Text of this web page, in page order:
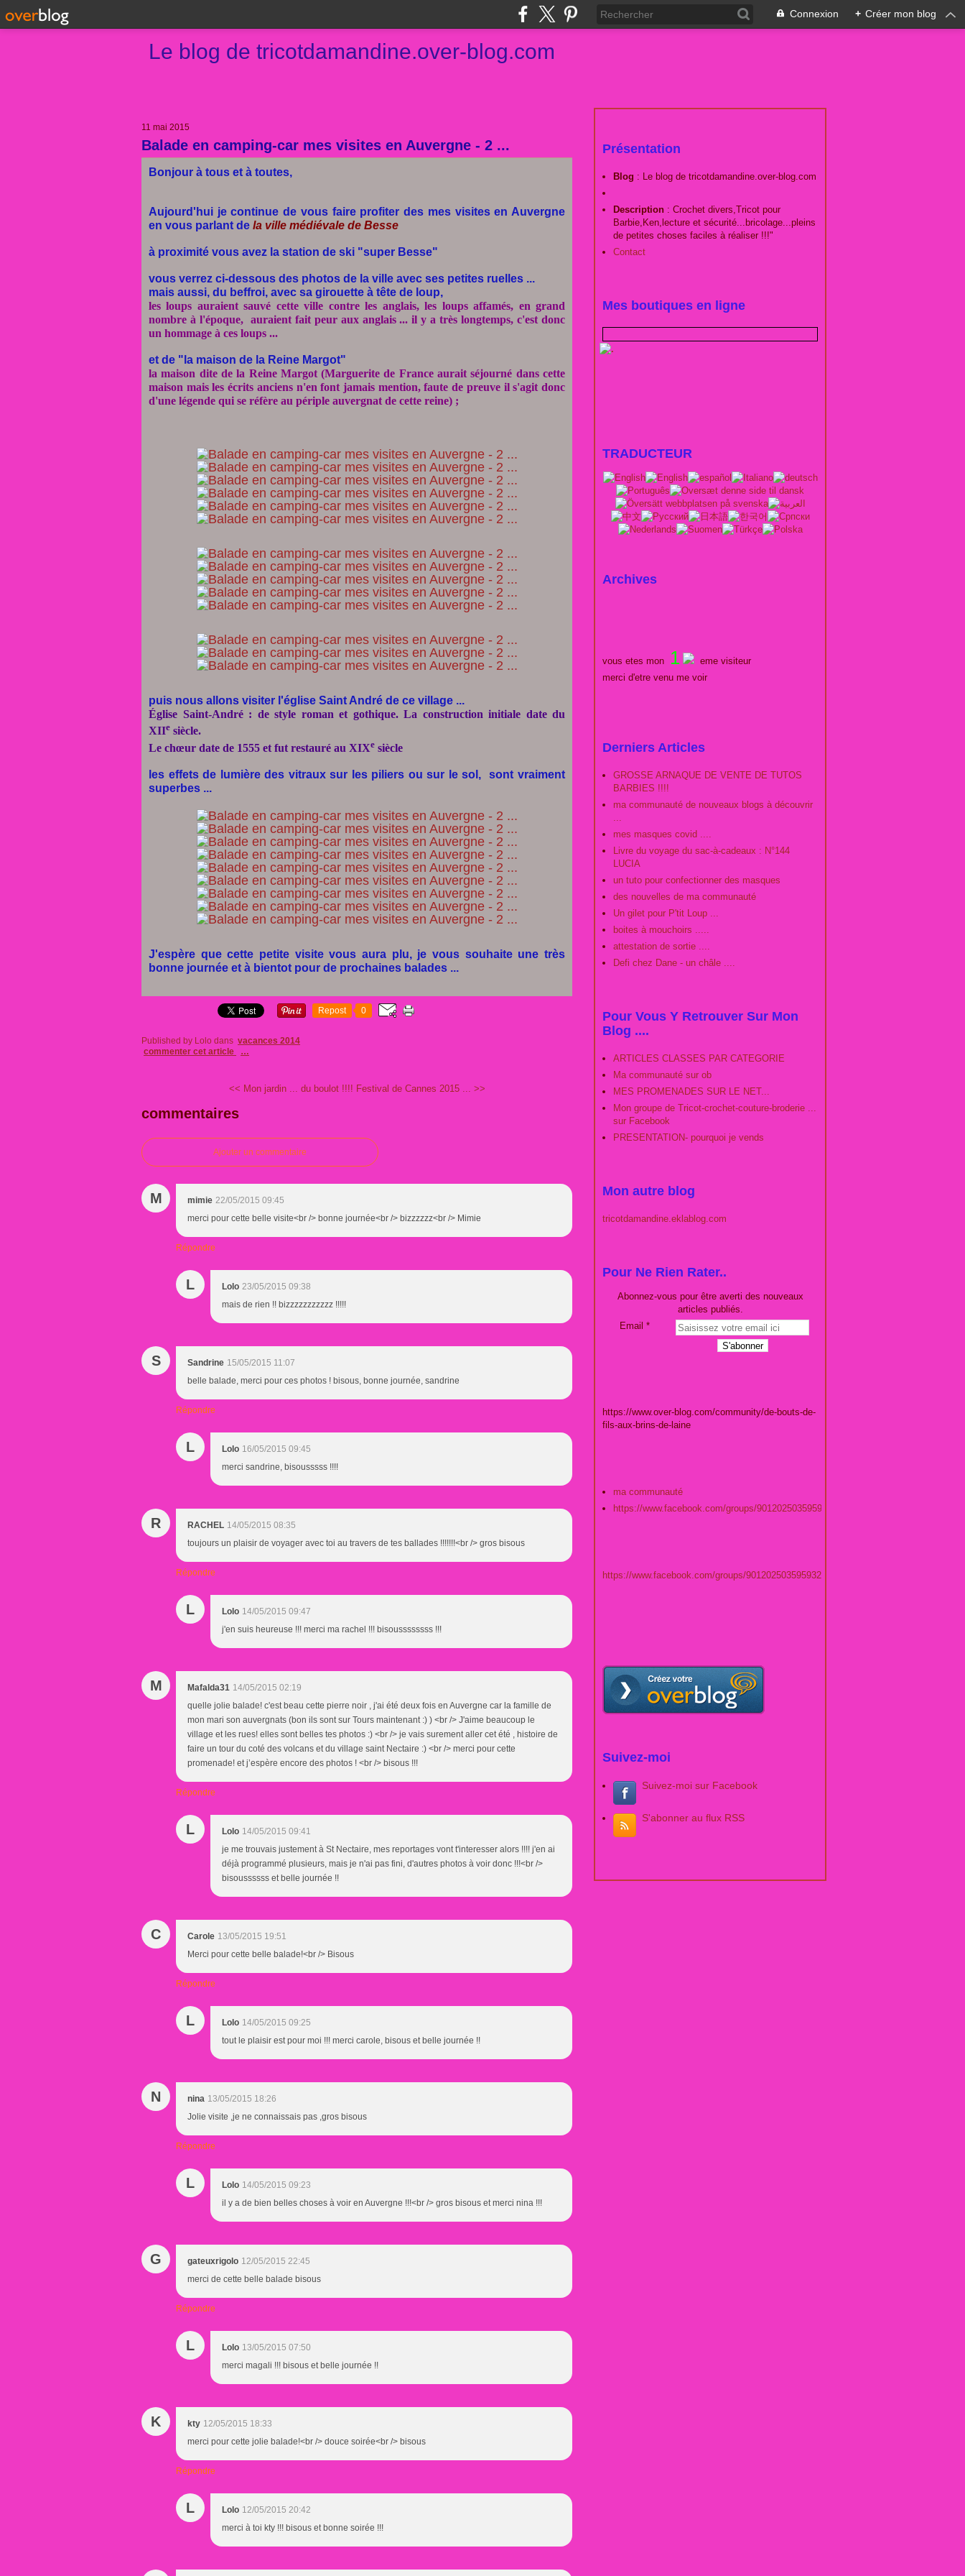
Connexion + Créer mon blog
Le blog de tricotdamandine.over-blog.com
11 mai 2015
Balade en camping-car mes visites en Auvergne - 2 ...
Bonjour à tous et à toutes,
Aujourd'hui je continue de vous faire profiter des mes visites en Auvergne
en vous parlant de la ville médiévale de Besse
à proximité vous avez la station de ski "super Besse"
vous verrez ci-dessous des photos de la ville avec ses petites ruelles ...
mais aussi, du beffroi, avec sa girouette à tête de loup,
les loups auraient sauvé cette ville contre les anglais, les loups affamés, en grand
nombre à l'époque, auraient fait peur aux anglais ... il y a très longtemps, c'est donc
un hommage à ces loups ...
et de "la maison de la Reine Margot"
la maison dite de la Reine Margot (Marguerite de Franceaurait séjourné dans cette
maison mais les écrits anciens n'en font jamais mention, faute de preuve il s'agit donc
d'une légende qui se réfère au périple auvergnat de cette reine) ;
puis nous allons visiter l'église Saint André de ce village ...
Église Saint-André: de style roman et gothique. La construction initiale date du
XIIe siècle.
Le chœur date de 1555 et fut restauré au XIXe siècle
les effets de lumière des vitraux sur les piliers ou sur le sol, sont vraiment
superbes ...
J'espère que cette petite visite vous aura plu, je vous souhaite une très
bonne journée et à bientot pour de prochaines balades ...
Repost 0
Published by Lolo dans vacances 2014
commenter cet article
…
<< Mon jardin ... du boulot !!!! Festival de Cannes 2015 ... >>
commentaires
Ajouter un commentaire
M mimie 22/05/2015 09:45
merci pour cette belle visite<br /> bonne journée<br /> bizzzzzz<br /> Mimie
Répondre
L Lolo 23/05/2015 09:38
mais de rien !! bizzzzzzzzzzz !!!!!
S Sandrine 15/05/2015 11:07
belle balade, merci pour ces photos ! bisous, bonne journée, sandrine
Répondre
L Lolo 16/05/2015 09:45
merci sandrine, bisousssss !!!!
R RACHEL 14/05/2015 08:35
toujours un plaisir de voyager avec toi au travers de tes ballades !!!!!!!<br /> gros bisous
Répondre
L Lolo 14/05/2015 09:47
j'en suis heureuse !!! merci ma rachel !!! bisoussssssss !!!
M Mafalda31 14/05/2015 02:19
quelle jolie balade! c'est beau cette pierre noir , j'ai été deux fois en Auvergne car la famille de
mon mari son auvergnats (bon ils sont sur Tours maintenant :) ) <br /> J'aime beaucoup le
village et les rues! elles sont belles tes photos :) <br /> je vais surement aller cet été , histoire de
faire un tour du coté des volcans et du village saint Nectaire :) <br /> merci pour cette
promenade! et j’espère encore des photos ! <br /> bisous !!!
Répondre
L Lolo 14/05/2015 09:41
je me trouvais justement à St Nectaire, mes reportages vont t'interesser alors !!!! j'en ai
déjà programmé plusieurs, mais je n'ai pas fini, d'autres photos à voir donc !!!<br />
bisoussssss et belle journée !!
C Carole 13/05/2015 19:51
Merci pour cette belle balade!<br /> Bisous
Répondre
L Lolo 14/05/2015 09:25
tout le plaisir est pour moi !!! merci carole, bisous et belle journée !!
N nina 13/05/2015 18:26
Jolie visite ,je ne connaissais pas ,gros bisous
Répondre
L Lolo 14/05/2015 09:23
il y a de bien belles choses à voir en Auvergne !!!<br /> gros bisous et merci nina !!!
G gateuxrigolo 12/05/2015 22:45
merci de cette belle balade bisous
Répondre
L Lolo 13/05/2015 07:50
merci magali !!! bisous et belle journée !!
K kty 12/05/2015 18:33
merci pour cette jolie balade!<br /> douce soirée<br /> bisous
Répondre
L Lolo 12/05/2015 20:42
merci à toi kty !!! bisous et bonne soirée !!!
Présentation
Blog : Le blog de tricotdamandine.over-blog.com
Description : Crochet divers,Tricot pour
Barbie,Ken,lecture et sécurité...bricolage...pleins
de petites choses faciles à réaliser !!!"
Contact
Mes boutiques en ligne
TRADUCTEUR
Archives
vous etes mon 1
eme visiteur
merci d'etre venu me voir
Derniers Articles
GROSSE ARNAQUE DE VENTE DE TUTOS
BARBIES !!!!
ma communauté de nouveaux blogs à découvrir
...
mes masques covid ....
Livre du voyage du sac-à-cadeaux : N°144
LUCIA
un tuto pour confectionner des masques
des nouvelles de ma communauté
Un gilet pour P'tit Loup ...
boites à mouchoirs .....
attestation de sortie ....
Defi chez Dane - un châle ....
Pour Vous Y Retrouver Sur Mon
Blog ....
ARTICLES CLASSES PAR CATEGORIE
Ma communauté sur ob
MES PROMENADES SUR LE NET...
Mon groupe de Tricot-crochet-couture-broderie ...
sur Facebook
PRESENTATION- pourquoi je vends
Mon autre blog
tricotdamandine.eklablog.com
Pour Ne Rien Rater..
Abonnez-vous pour être averti des nouveaux
articles publiés.
Email
https://www.over-blog.com/community/de-bouts-de-
fils-aux-brins-de-laine
ma communauté
https://www.facebook.com/groups/901202503595932/
https://www.facebook.com/groups/901202503595932/
Suivez-moi
Suivez-moi sur Facebook
S'abonner au flux RSS